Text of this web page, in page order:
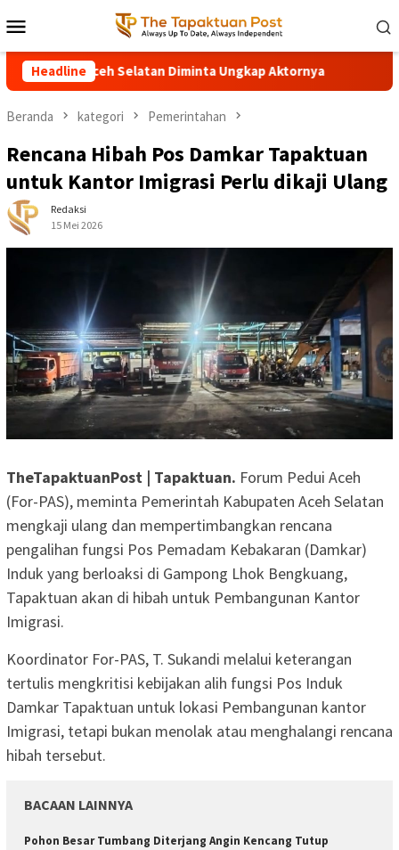
ke
kontenMobile
Headline
Selatan Diminta Ungkap Aktornya Turun Tangan
Beranda kategori Pemerintahan
Rencana Hibah Pos Damkar Tapaktuan
untuk Kantor Imigrasi Perlu dikaji Ulang
Redaksi
15 Mei 2026
TheTapaktuanPost | Tapaktuan. Forum Pedui Aceh
(For-PAS), meminta Pemerintah Kabupaten Aceh Selatan
mengkaji ulang dan mempertimbangkan rencana
pengalihan fungsi Pos Pemadam Kebakaran (Damkar)
Induk yang berloaksi di Gampong Lhok Bengkuang,
Tapaktuan akan di hibah untuk Pembangunan Kantor
Imigrasi.
Koordinator For-PAS, T. Sukandi melalui keterangan
tertulis mengkritisi kebijakan alih fungsi Pos Induk
Damkar Tapaktuan untuk lokasi Pembangunan kantor
Imigrasi, tetapi bukan menolak atau menghalangi rencana
hibah tersebut.
BACAAN LAINNYA
Pohon Besar Tumbang Diterjang Angin Kencang Tutup